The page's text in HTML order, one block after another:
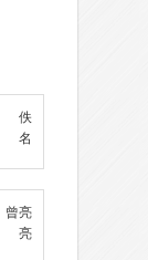
佚
名
曾亮
亮